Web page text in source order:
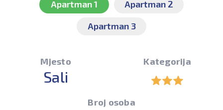
Apartman 1
Apartman 2
Apartman 3
Mjesto
Sali
Kategorija
Broj osoba